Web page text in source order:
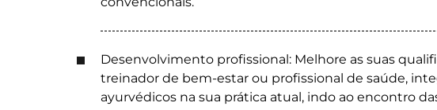
Desenvolvimento profissional: Melhore as suas
treinador de bem-estar ou profissional de saúde,
ayurvédicos na sua prática atual, indo ao encontro